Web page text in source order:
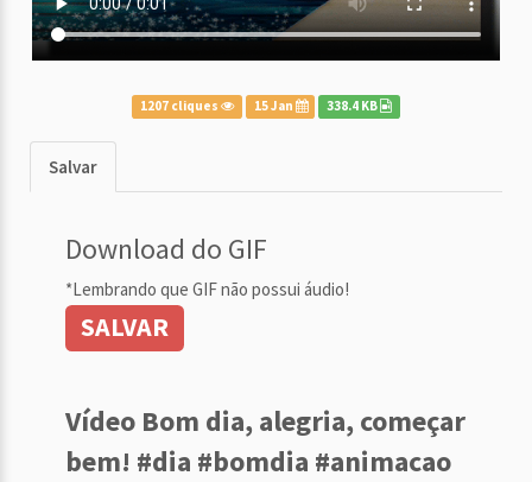
1207 cliques 15 Jan 338.4 KB
Salvar
Download do GIF
*Lembrando que GIF não possui áudio!
SALVAR
Vídeo Bom dia, alegria, começar
bem! #dia #bomdia #animacao